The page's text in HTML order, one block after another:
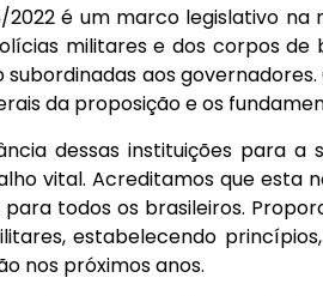
2022 é um marco legislativo
militares e dos corpos
aos
da proposição e os
dessas instituições para
vital. Acreditamos que esta
todos os brasileiros.
estabelecendo
nos próximos anos.